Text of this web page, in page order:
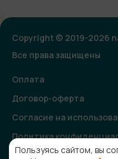
Copyright © 2019-2026
Все права защищены
Оплата
Договор-оферта
Согласие на
Политика
Согласие на
Пользуясь сайтом, вы